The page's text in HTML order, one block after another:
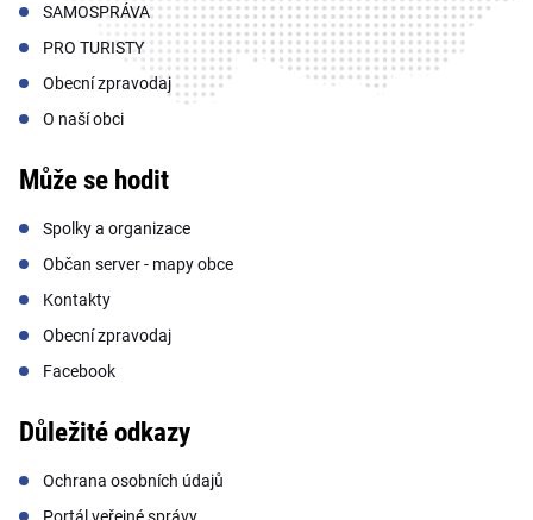
SAMOSPRÁVA
PRO TURISTY
Obecní zpravodaj
O naší obci
Může se hodit
Spolky a organizace
Občan server - mapy obce
Kontakty
Obecní zpravodaj
Facebook
Důležité odkazy
Ochrana osobních údajů